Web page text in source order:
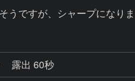
露出 60秒